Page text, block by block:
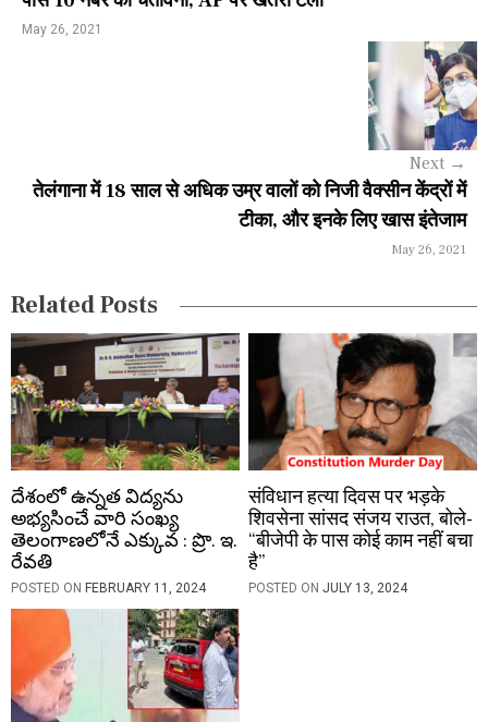
a
o
n
May 26, 2021
Next →
तेलंगाना में 18 साल से अधिक उम्र वालों को निजी वैक्सीन केंद्रों में
टीका, और इनके लिए खास इंतेजाम
May 26, 2021
Related Posts
దేశంలో ఉన్నత విద్యను
అభ్యసించే వారి సంఖ్య
తెలంగాణలోనే ఎక్కువ : ప్రొ. ఇ.
రేవతి
POSTED ON FEBRUARY 11, 2024
संविधान हत्या दिवस पर भड़के
शिवसेना सांसद संजय राउत, बोले-
“बीजेपी के पास कोई काम नहीं बचा
है”
POSTED ONJULY 13, 2024